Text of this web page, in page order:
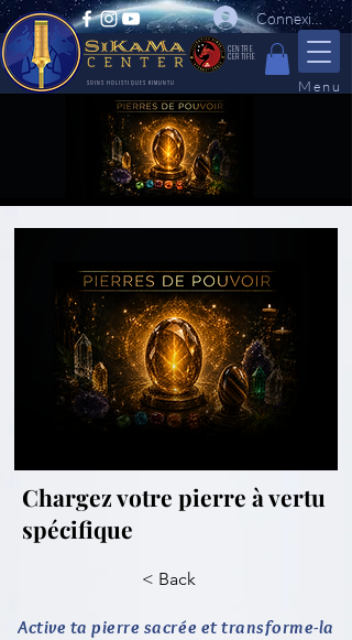
Connexion
Menu
CENTRE
CERTIFIE
SOINS HOLISTIQUES KIMUNTU
Chargez votre pierre à vertu
spécifique
< Back
Active ta pierre sacrée et transforme-la